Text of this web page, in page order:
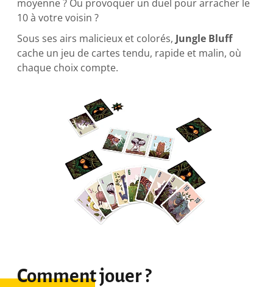
moyenne ? Ou provoquer un duel pour arracher le
10 à votre voisin ?
Sous ses airs malicieux et colorés, Jungle Bluff
cache un jeu de cartes tendu, rapide et malin, où
chaque choix compte.
Comment jouer ?